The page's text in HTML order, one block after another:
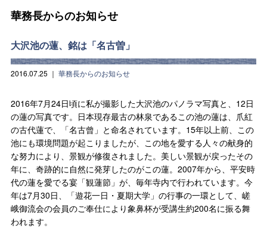
華務長からのお知らせ
大沢池の蓮、銘は「名古曽」
2016.07.25 ｜ 華務長からのお知らせ
2016年7月24日頃に私が撮影した大沢池のパノラマ写真と、12日
の蓮の写真です。日本現存最古の林泉であるこの池の蓮は、爪紅
の古代蓮で、「名古曾」と命名されています。15年以上前、この
池にも環境問題が起こりましたが、この地を愛する人々の献身的
な努力により、景観が修復されました。美しい景観が戻ったその
年に、奇跡的に自然に発芽したのがこの蓮。2007年から、平安時
代の蓮を愛でる宴「観蓮節」が、毎年寺内で行われています。今
年は7月30日、「遊花一日・夏期大学」の行事の一環として、嵯
峨御流会の会員のご奉仕により象鼻杯が受講生約200名に振る舞
われます。